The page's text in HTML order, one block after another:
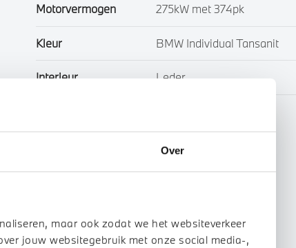
Over
maar ook zodat we het websiteverkeer
jouw websitegebruik met onze social media-,
Motorvermogen 275kW met 374pk
Kleur BMW Individual Tansanit
Interieur Leder
Toon alle eigenschappen